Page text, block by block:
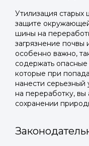
Утилизация старых
защите
шины на
загрязнение почвы
особенно важно,
содержать
которые при
нанести
на переработку, вы
сохранении